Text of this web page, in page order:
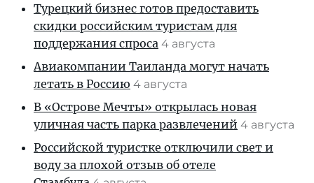
Турецкий бизнес готов предоставить
скидки российским туристам для
поддержания спроса 4 августа
Авиакомпании Таиланда могут начать
летать в Россию 4 августа
В «Острове Мечты» открылась новая
уличная часть парка развлечений 4 августа
Российской туристке отключили свет и
воду за плохой отзыв об отеле